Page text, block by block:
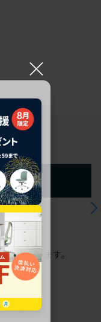
わせ
しております。
営業日
×